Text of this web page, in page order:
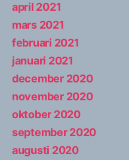
april 2021
mars 2021
februari 2021
januari 2021
december 2020
november 2020
oktober 2020
september 2020
augusti 2020